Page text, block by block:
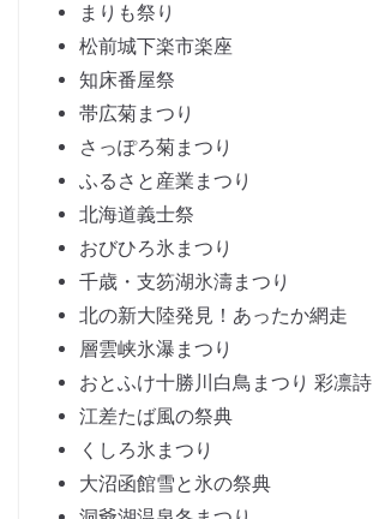
まりも祭り
松前城下楽市楽座
知床番屋祭
帯広菊まつり
さっぽろ菊まつり
ふるさと産業まつり
北海道義士祭
おびひろ氷まつり
千歳・支笏湖氷濤まつり
北の新大陸発見！あったか網走
層雲峡氷瀑まつり
おとふけ十勝川白鳥まつり 彩凛詩
江差たば風の祭典
くしろ氷まつり
大沼函館雪と氷の祭典